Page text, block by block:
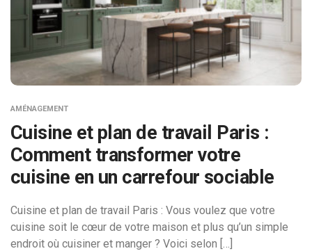
AMÉNAGEMENT
Cuisine et plan de travail Paris :
Comment transformer votre
cuisine en un carrefour sociable
Cuisine et plan de travail Paris : Vous voulez que votre
cuisine soit le cœur de votre maison et plus qu’un simple
endroit où cuisiner et manger ? Voici selon […]